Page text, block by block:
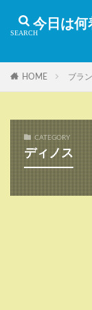
今日は何
HOME ブラ
CATEGORY
ディノス